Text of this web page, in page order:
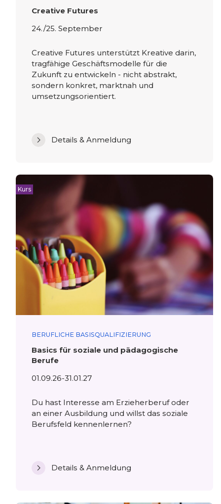
Creative Futures
24./25. September
Creative Futures unterstützt Kreative darin,
tragfähige Geschäftsmodelle für die
Zukunft zu entwickeln - nicht abstrakt,
sondern konkret, marktnah und
umsetzungsorientiert.
Details & Anmeldung
Kurs
BERUFLICHE BASISQUALIFIZIERUNG
Basics für soziale und pädagogische
Berufe
01.09.26-31.01.27
Du hast Interesse am Erzieherberuf oder
an einer Ausbildung und willst das soziale
Berufsfeld kennenlernen?
Details & Anmeldung